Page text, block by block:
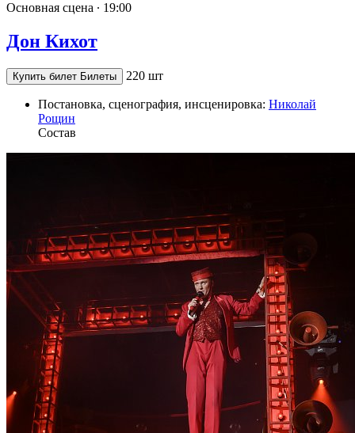
Основная сцена ∙ 19:00
Дон Кихот
Купить билет Билеты 220 шт
Постановка, сценография, инсценировка: Николай
Рощин
Состав